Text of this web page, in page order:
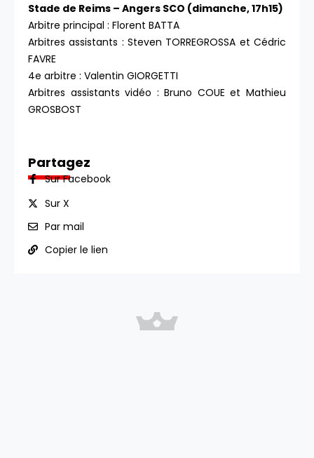
Stade de Reims – Angers SCO (dimanche, 17h15)
Arbitre principal : Florent BATTA
Arbitres assistants : Steven TORREGROSSA et Cédric
FAVRE
4e arbitre : Valentin GIORGETTI
Arbitres assistants vidéo : Bruno COUE et Mathieu
GROSBOST
Partagez
Sur Facebook
Sur X
Par mail
Copier le lien